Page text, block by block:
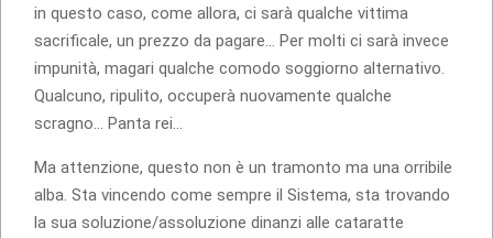
in questo caso, come allora, ci sarà qualche vittima
sacrificale, un prezzo da pagare… Per molti ci sarà invece
impunità, magari qualche comodo soggiorno alternativo.
Qualcuno, ripulito, occuperà nuovamente qualche
scragno… Panta rei…
Ma attenzione, questo non è un tramonto ma una orribile
alba. Sta vincendo come sempre il Sistema, sta trovando
la sua soluzione/assoluzione dinanzi alle cataratte